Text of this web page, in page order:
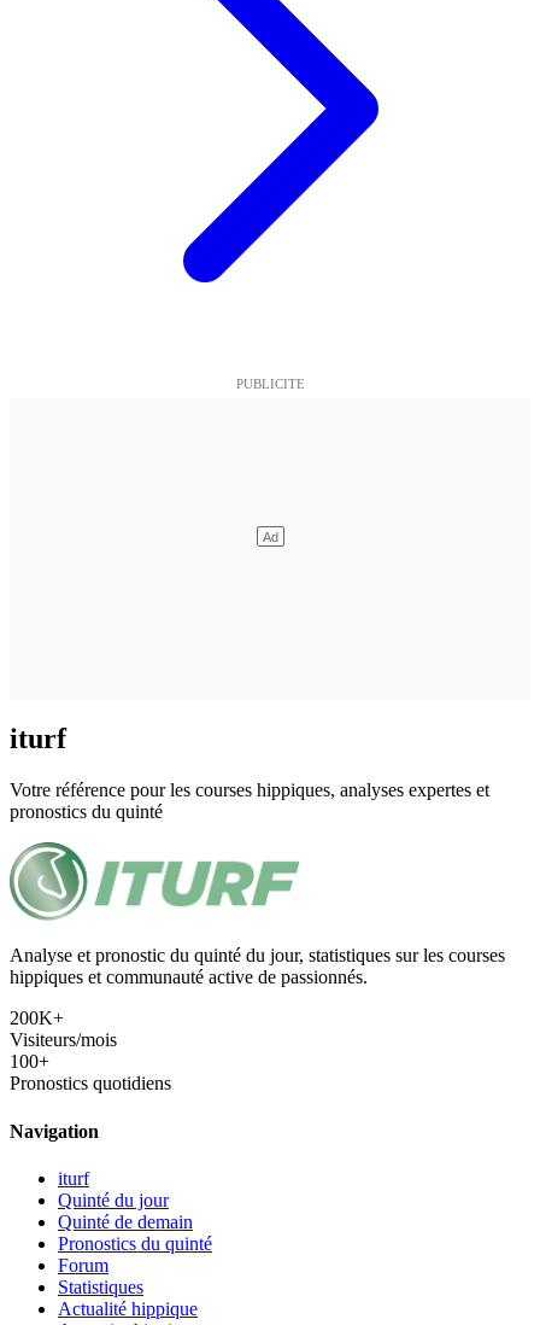
iturf
Votre référence pour les courses hippiques, analyses expertes et
pronostics du quinté
Analyse et pronostic du quinté du jour, statistiques sur les courses
hippiques et communauté active de passionnés.
200K+
Visiteurs/mois
100+
Pronostics quotidiens
Navigation
iturf
Quinté du jour
Quinté de demain
Pronostics du quinté
Forum
Statistiques
Actualité hippique